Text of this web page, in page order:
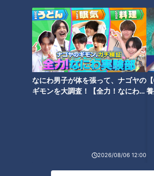
なにわ男子が体を張って、ナゴヤの
ギモンを大調査！【全力！なにわ実
2026/08/06 12:00